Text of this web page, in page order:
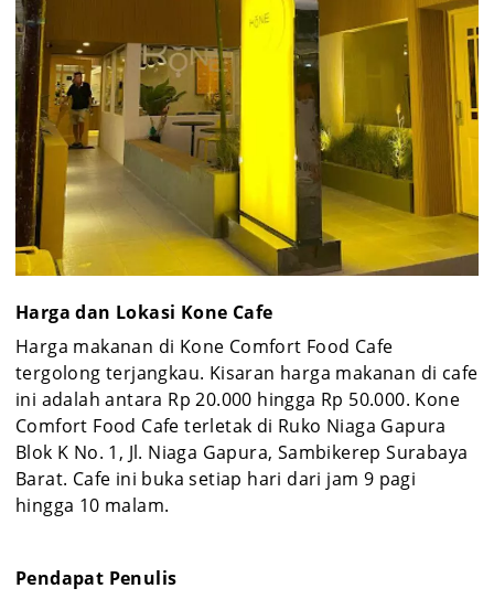
Harga dan Lokasi Kone Cafe
Harga makanan di Kone Comfort Food Cafe
tergolong terjangkau. Kisaran harga makanan di cafe
ini adalah antara Rp 20.000 hingga Rp 50.000. Kone
Comfort Food Cafe terletak di Ruko Niaga Gapura
Blok K No. 1, Jl. Niaga Gapura, Sambikerep Surabaya
Barat. Cafe ini buka setiap hari dari jam 9 pagi
hingga 10 malam.
Pendapat Penulis